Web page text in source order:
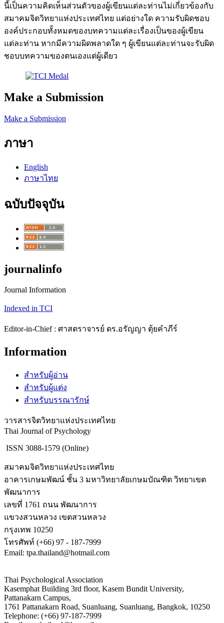
นี้เป็นความคิดเห็นส่วนตัวของผู้เขียนแต่ละท่านไม่เกี่ยวข้องกับ
สมาคมจิตวิทยาแห่งประเทศไทย แต่อย่างใด ความรับผิดชอบ
องค์ประกอบทั้งหมดของบทความแต่ละเรื่องเป็นของผู้เขียน
แต่ละท่าน หากมีความผิดพลาดใด ๆ ผู้เขียนแต่ละท่านจะรับผิด
ชอบบทความของตนเองแต่ผู้เดียว
Make a Submission
Make a Submission
ภาษา
English
ภาษาไทย
ฉบับปัจจุบัน
journalinfo
Journal Information
Indexed in TCI
Editor-in-Chief : ศาสตราจารย์ ดร.อรัญญา ตุ้ยคำภีร์
Information
สำหรับผู้อ่าน
สำหรับผู้แต่ง
สำหรับบรรณารักษ์
วารสารจิตวิทยาแห่งประเทศไทย
Thai Journal of Psychology
ISSN 3088-1579 (Online)
สมาคมจิตวิทยาแห่งประเทศไทย
อาคารเกษมพัฒน์ ชั้น 3 มหาวิทยาลัยเกษมบัณฑิต วิทยาเขต
พัฒนาการ
เลขที่ 1761 ถนน พัฒนาการ
แขวงสวนหลวง เขตสวนหลวง
กรุงเทพ 10250
โทรศัพท์ (+66) 97 - 187-7999
Email: tpa.thailand@hotmail.com
Thai Psychological Association
Kasemphat Building 3rd floor, Kasem Bundit University,
Pattanakarn Campus,
1761 Pattanakarn Road, Suanluang, Suanluang, Bangkok, 10250
Telephone: (+66) 97-187-7999